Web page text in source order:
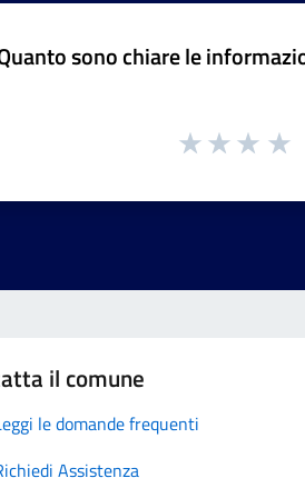
sono chiare le
il comune
le domande frequenti
Assistenza